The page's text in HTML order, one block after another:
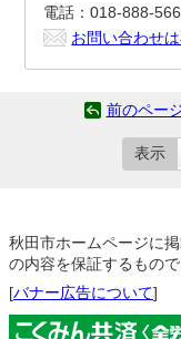
電話：018-888-
お問い合わせ
前のペー
表示
秋田市ホームページに
の内容を保証するもので
[バナー広告について]